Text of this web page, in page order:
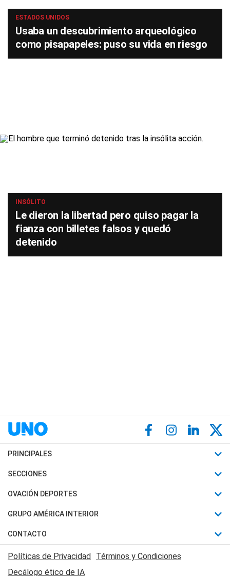
ESTADOS UNIDOS
Usaba un descubrimiento arqueológico
como pisapapeles: puso su vida en riesgo
INSÓLITO
Le dieron la libertad pero quiso pagar la
fianza con billetes falsos y quedó
detenido
PRINCIPALES
Últimas Noticias
Política
Judiciales
Economia
SECCIONES
Horóscopo
Motores
Trucos caseros
Series y Películas
OVACIÓN DEPORTES
Fútbol
Mundial
Automovilismo
Rugby
GRUPO AMÉRICA INTERIOR
Canal 7 en Vivo
CONTACTO
Acerca de Nosotros
Contactanos
Políticas de Privacidad Términos y Condiciones
Decálogo ético de IA